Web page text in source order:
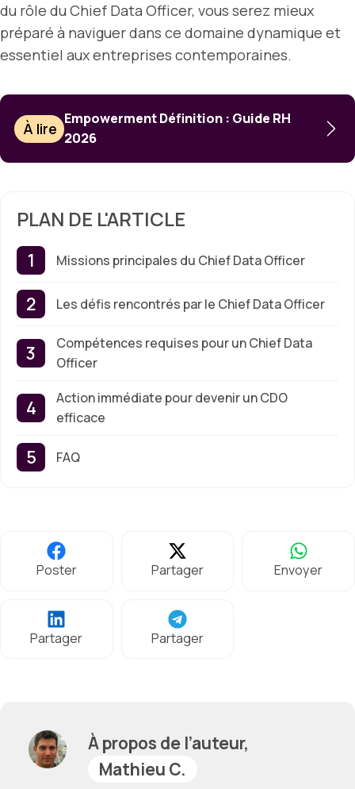
du rôle du Chief Data Officer, vous serez mieux
préparé à naviguer dans ce domaine dynamique et
essentiel aux entreprises contemporaines.
À lire
Empowerment Définition : Guide RH
2026
PLAN DE L'ARTICLE
Missions principales du Chief Data Officer
Les défis rencontrés par le Chief Data Officer
Compétences requises pour un Chief Data
Officer
Action immédiate pour devenir un CDO
efficace
FAQ
Poster Partager Envoyer
Partager Partager
À propos de l’auteur,
Mathieu C.